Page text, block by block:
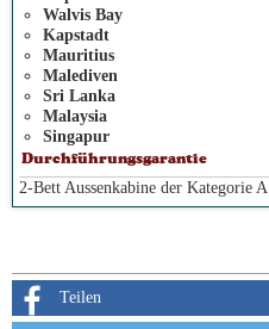
Durchführungsgarantie
Walvis Bay
Kapstadt
Mauritius
Malediven
Sri Lanka
Malaysia
Singapur
2-Bett Aussenkabine der Kategorie A
Teilen